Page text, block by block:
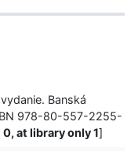
Banská
978-80-557-2255-
at library only 1]